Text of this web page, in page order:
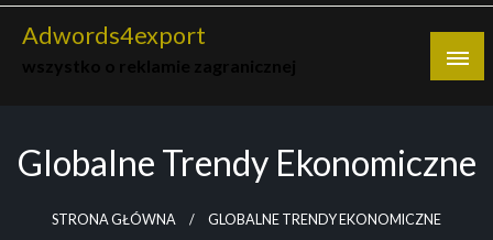
Skip
Adwords4export
Globalne Trendy Ekonomiczne
STRONA GŁÓWNA GLOBALNE TRENDY EKONOMICZNE